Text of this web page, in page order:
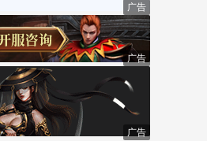
广告
广告
广告